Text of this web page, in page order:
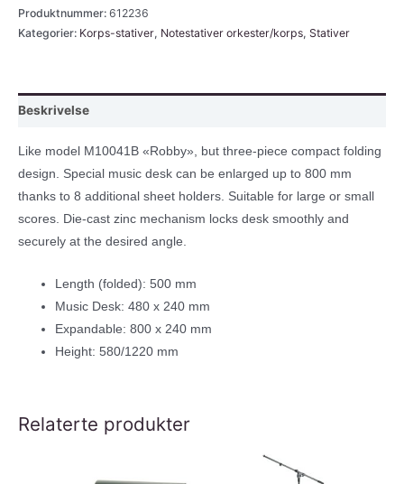
ekstra
bredt,
000-
antall
Produktnummer: 612236
Kategorier: Korps-stativer, Notestativer orkester/korps, Stativer
Beskrivelse
Like model M10041B «Robby», but three-piece compact folding
design. Special music desk can be enlarged up to 800 mm
thanks to 8 additional sheet holders. Suitable for large or small
scores. Die-cast zinc mechanism locks desk smoothly and
securely at the desired angle.
Length (folded): 500 mm
Music Desk: 480 x 240 mm
Expandable: 800 x 240 mm
Height: 580/1220 mm
Relaterte produkter